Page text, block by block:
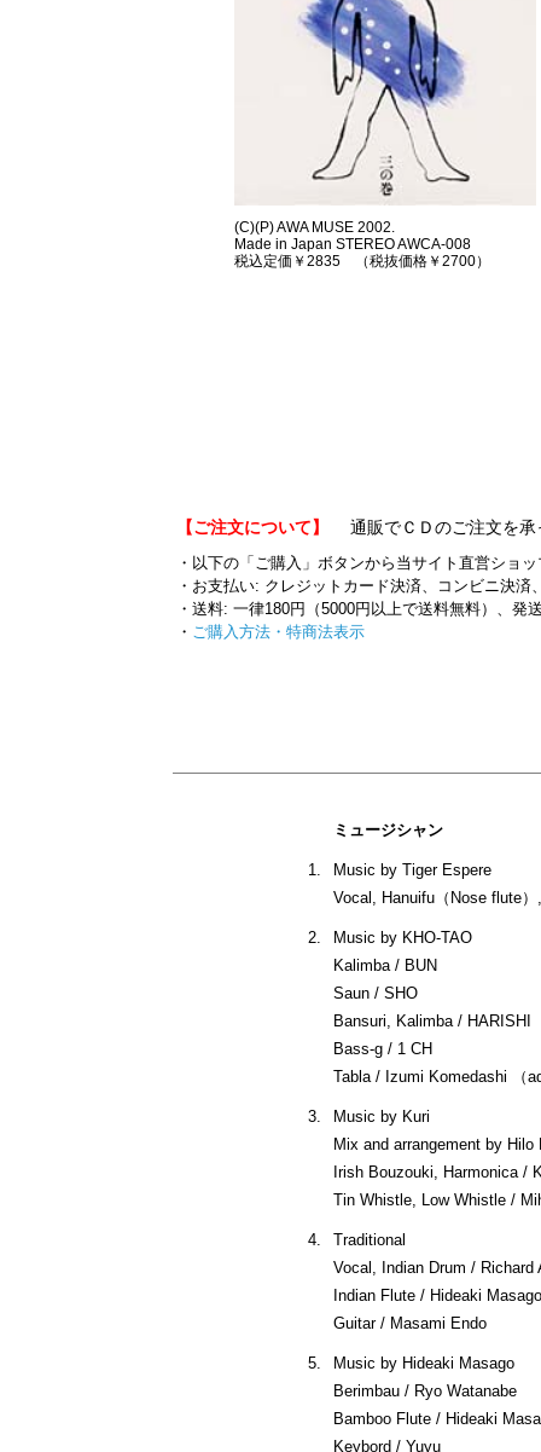
(C)(P) AWA MUSE 2002.
Made in Japan STEREO AWCA-008
税込定価￥2835 （税抜価格￥2700）
【ご注文について】 通販でＣＤのご注文を
・以下の「ご購入」ボタンから当サイト直営ショ
・お支払い: クレジットカード決済、コンビニ決
・送料: 一律180円（5000円以上で送料無料）、発
・ ご購入方法・特商法表示
ミュージシャン
1.
Music by Tiger Espere
Vocal, Hanuifu（Nose flute
2.
Music by KHO-TAO
Kalimba / BUN
Saun / SHO
Bansuri, Kalimba / HARISHI
Bass-g / 1 CH
Tabla / Izumi Komedashi （
3.
Music by Kuri
Mix and arrangement by Hilo
Irish Bouzouki, Harmonica /
Tin Whistle, Low Whistle /
4.
Traditional
Vocal, Indian Drum / Richard
Indian Flute / Hideaki
Guitar / Masami Endo
5.
Music by Hideaki Masago
Berimbau / Ryo Watanabe
Bamboo Flute / Hideaki
Keybord / Yuyu